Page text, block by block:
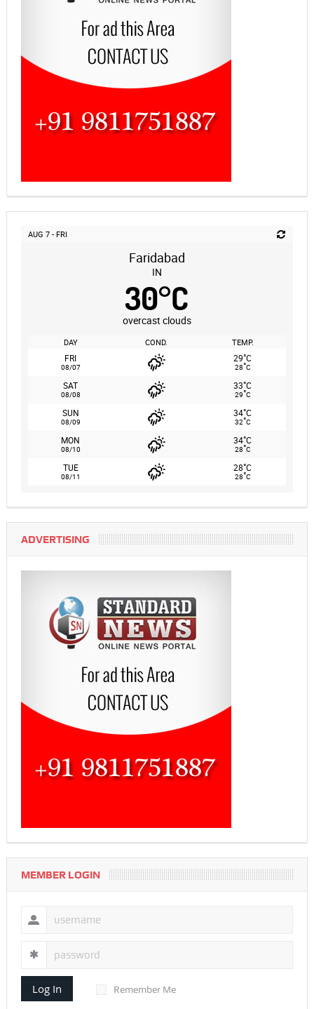
AUG 7 - FRI
Faridabad
IN
30°C
overcast clouds
DAY COND. TEMP.
FRI
08/07
29°C
28°C
SAT
08/08
33°C
29°C
SUN
08/09
34°C
32°C
MON
08/10
34°C
28°C
TUE
08/11
28°C
28°C
ADVERTISING
MEMBER LOGIN
Log In Remember Me